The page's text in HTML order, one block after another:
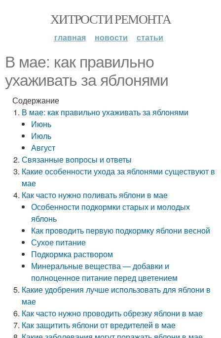
ХИТРОСТИ РЕМОНТА
главная новости статьи
В мае: как правильно
ухаживать за яблонями
Содержание
В мае: как правильно ухаживать за яблонями
Июнь
Июль
Август
Связанные вопросы и ответы
Какие особенности ухода за яблонями существуют в
мае
Как часто нужно поливать яблони в мае
Особенности подкормки старых и молодых
яблонь
Как проводить первую подкормку яблони весной
Сухое питание
Подкормка раствором
Минеральные вещества — добавки и
полноценное питание перед цветением
Какие удобрения лучше использовать для яблони в
мае
Как часто нужно проводить обрезку яблони в мае
Как защитить яблони от вредителей в мае